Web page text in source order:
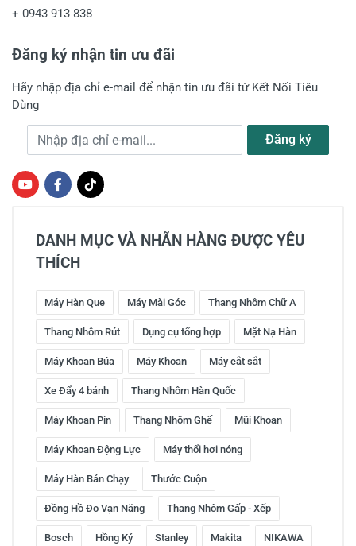
+ 0943 913 838
Đăng ký nhận tin ưu đãi
Hãy nhập địa chỉ e-mail để nhận tin ưu đãi từ Kết Nối Tiêu
Dùng
Địa chỉ e-mail Đăng ký
DANH MỤC VÀ NHÃN HÀNG ĐƯỢC YÊU
THÍCH
Máy Hàn Que Máy Mài Góc Thang Nhôm Chữ A
Thang Nhôm Rút Dụng cụ tổng hợp Mặt Nạ Hàn
Máy Khoan Búa Máy Khoan Máy cắt sắt
Xe Đẩy 4 bánh Thang Nhôm Hàn Quốc
Máy Khoan Pin Thang Nhôm Ghế Mũi Khoan
Máy Khoan Động Lực Máy thổi hơi nóng
Máy Hàn Bán Chạy Thước Cuộn
Đồng Hồ Đo Vạn Năng Thang Nhôm Gấp - Xếp
Bosch Hồng Ký Stanley Makita NIKAWA